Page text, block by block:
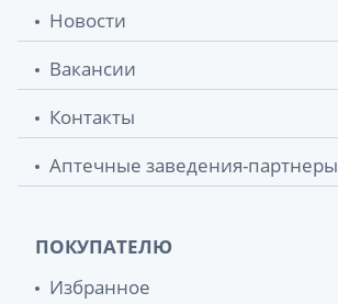
Новости
Вакансии
Контакты
Аптечные заведения-партнеры
ПОКУПАТЕЛЮ
Избранное